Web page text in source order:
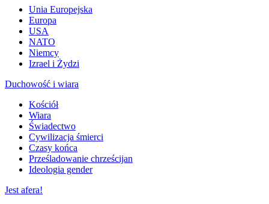
Unia Europejska
Europa
USA
NATO
Niemcy
Izrael i Żydzi
Duchowość i wiara
Kościół
Wiara
Świadectwo
Cywilizacja śmierci
Czasy końca
Prześladowanie chrześcijan
Ideologia gender
Jest afera!